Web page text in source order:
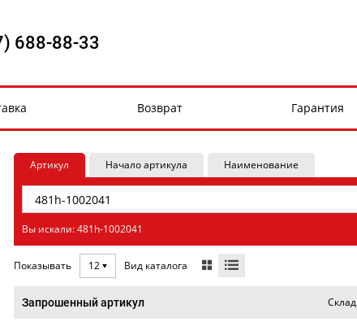
688-88-33
Возврат Гарантия
Артикул Начало артикула Наименование
Вы искали: 481h-1002041
Показывать 12 Вид каталога
Запрошенный артикул Склад